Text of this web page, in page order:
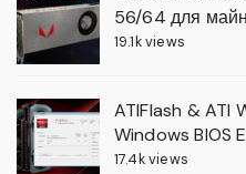
56/64 для
19.1k views
ATIFlash & ATI
Windows BIOS
17.4k views